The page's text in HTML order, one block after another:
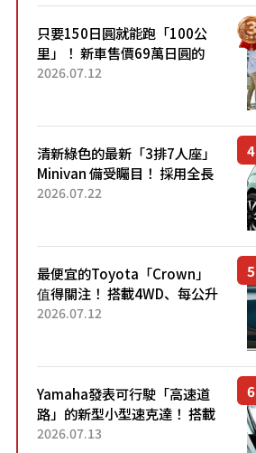
只要150日圓就能跑「100公
里」！ 新車售價69萬日圓的
「3人座」Trike大受歡迎！ 順
2026.07.12
清新綠色的最新「3排7人座」
Minivan 備受矚目！ 採用全長
4.7公尺剛剛好的車身尺寸與
2026.07.22
最便宜的Toyota「Crown」
值得關注！ 搭載4WD、每公升
22.4公里低油耗表現超亮眼！
2026.07.12
Yamaha發表可行駛「高速道
路」的新型小型速克達！ 搭載
能享受超強勁「渦輪感」的動
2026.07.13